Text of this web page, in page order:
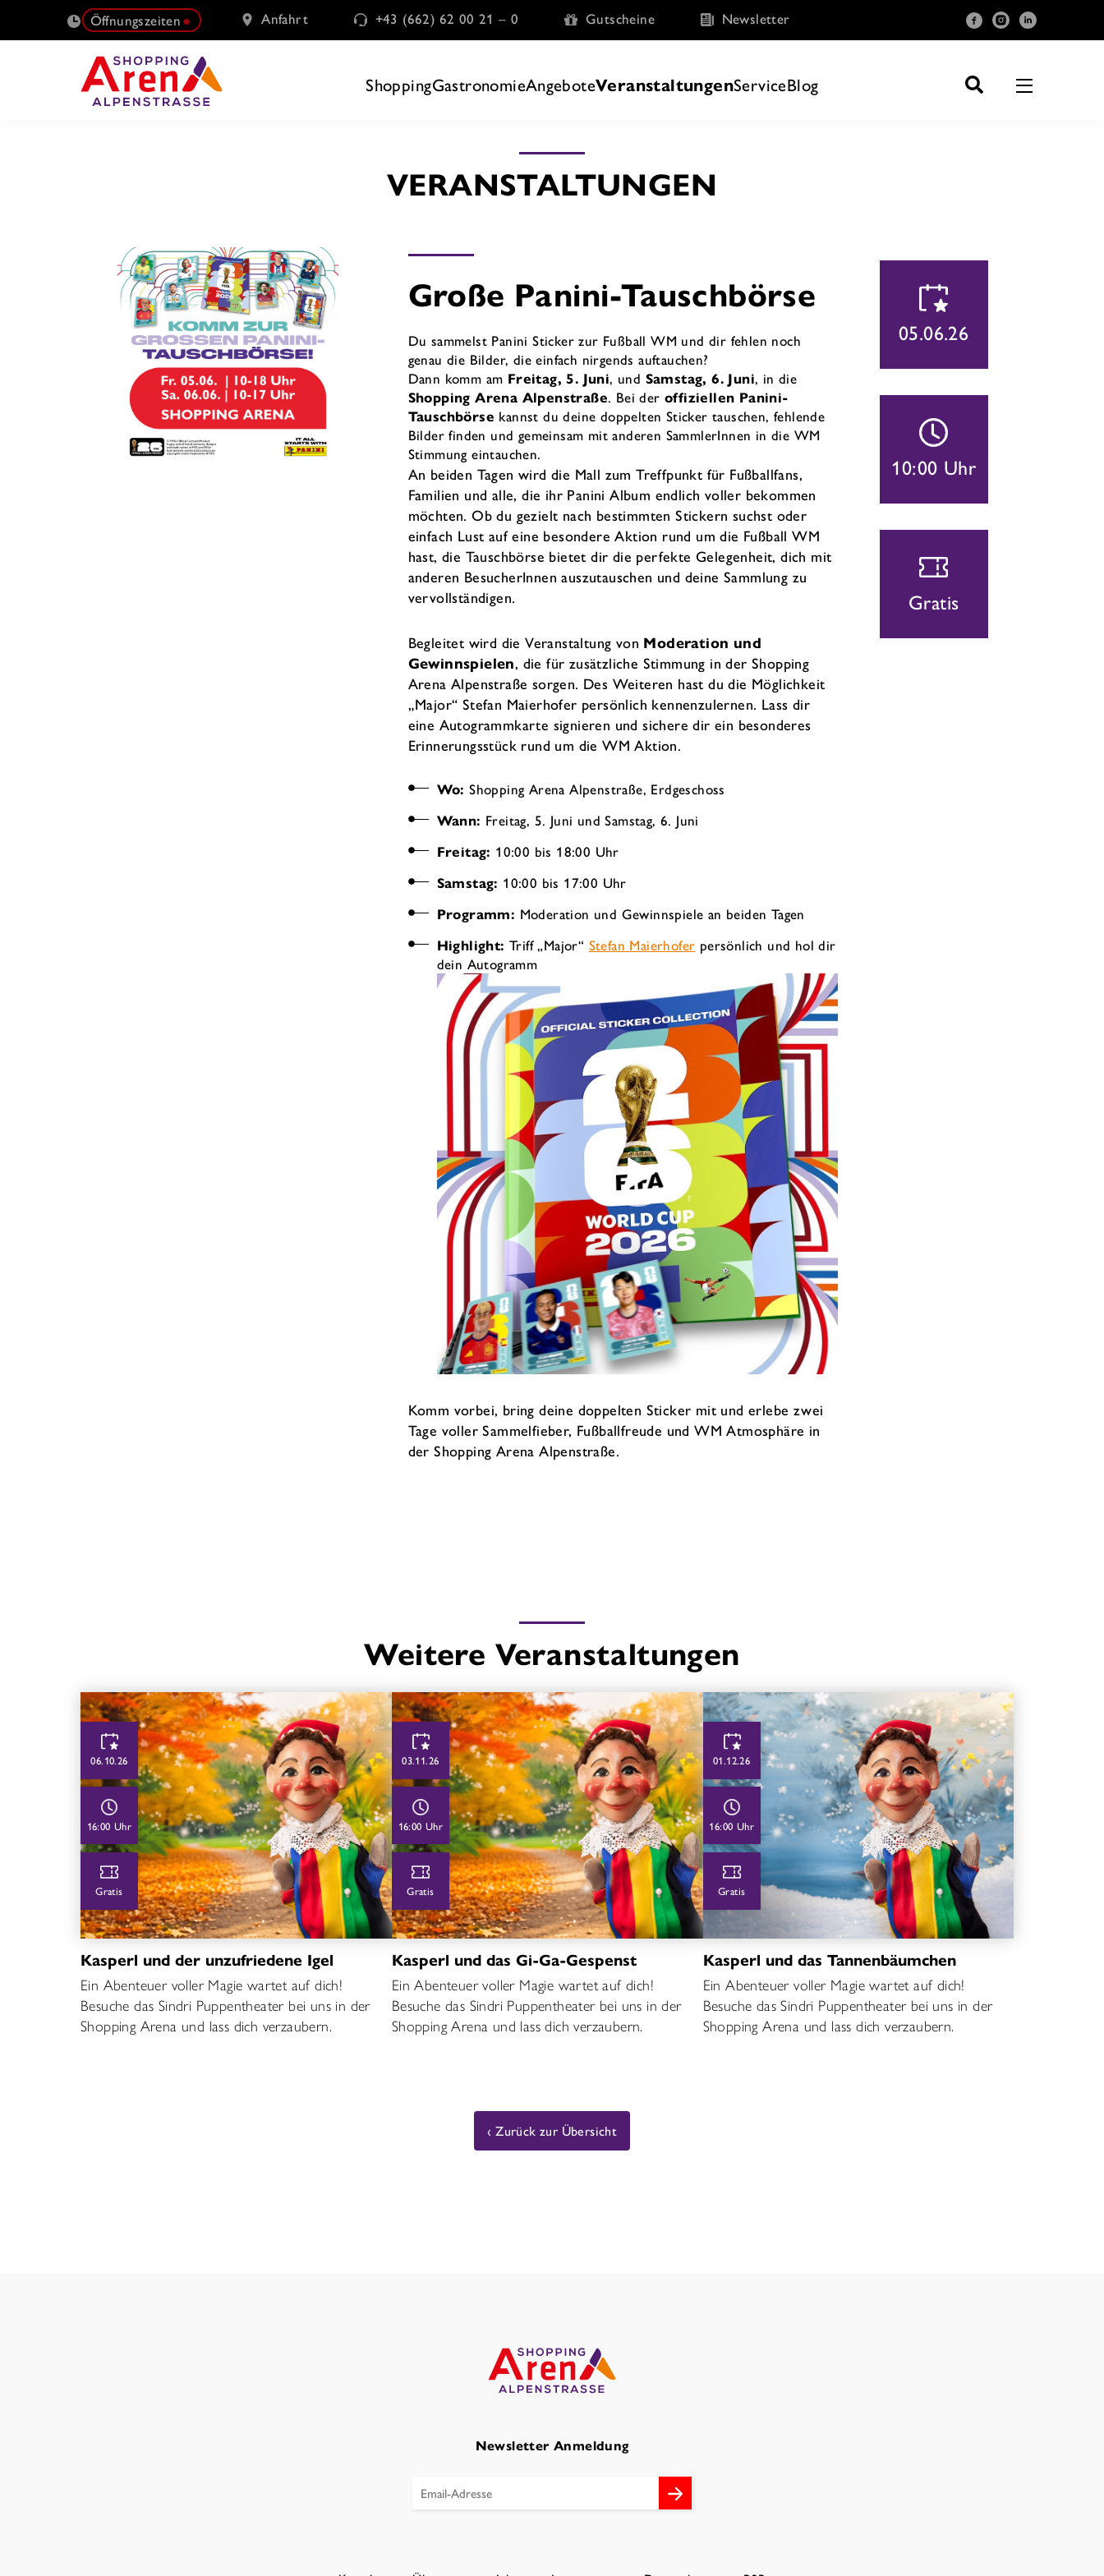
Öffnungszeiten Anfahrt +43 (662) 62 00 21 – 0 Gutscheine Newsletter
ShoppingGastronomieAngeboteVeranstaltungenServiceBlog
VERANSTALTUNGEN
Große Panini-Tauschbörse
Du sammelst Panini Sticker zur Fußball WM und dir fehlen noch
genau die Bilder, die einfach nirgends auftauchen?
Dann komm am Freitag, 5. Juni, und Samstag, 6. Juni, in die
Shopping Arena Alpenstraße. Bei deroffiziellen Panini-
Tauschbörse kannst du deine doppelten Sticker tauschen, fehlende
Bilder finden und gemeinsam mit anderen SammlerInnen in die WM
Stimmung eintauchen.
An beiden Tagen wird die Mall zum Treffpunkt für Fußballfans,
Familien und alle, die ihr Panini Album endlich voller bekommen
möchten. Ob du gezielt nach bestimmten Stickern suchst oder
einfach Lust auf eine besondere Aktion rund um die Fußball WM
hast, die Tauschbörse bietet dir die perfekte Gelegenheit, dich mit
anderen BesucherInnen auszutauschen und deine Sammlung zu
vervollständigen.
Begleitet wird die Veranstaltung von Moderation und
Gewinnspielen, die für zusätzliche Stimmung in der Shopping
Arena Alpenstraße sorgen. Des Weiteren hast du die Möglichkeit
„Major“ Stefan Maierhofer persönlich kennenzulernen. Lass dir
eine Autogrammkarte signieren und sichere dir ein besonderes
Erinnerungsstück rund um die WM Aktion.
Wo: Shopping Arena Alpenstraße, Erdgeschoss
Wann: Freitag, 5. Juni und Samstag, 6. Juni
Freitag: 10:00 bis 18:00 Uhr
Samstag: 10:00 bis 17:00 Uhr
Programm: Moderation und Gewinnspiele an beiden Tagen
Highlight: Triff „Major“ Stefan Maierhofer persönlich und hol dir
dein Autogramm
Video-
Player
Komm vorbei, bring deine doppelten Sticker mit und erlebe zwei
Tage voller Sammelfieber, Fußballfreude und WM Atmosphäre in
der Shopping Arena Alpenstraße.
05.06.26
10:00 Uhr
Gratis
Weitere Veranstaltungen
06.10.26
16:00 Uhr
Gratis
Kasperl und der unzufriedene Igel
Ein Abenteuer voller Magie wartet auf dich!
Besuche das Sindri Puppentheater bei uns in der
Shopping Arena und lass dich verzaubern.
03.11.26
16:00 Uhr
Gratis
Kasperl und das Gi-Ga-Gespenst
Ein Abenteuer voller Magie wartet auf dich!
Besuche das Sindri Puppentheater bei uns in der
Shopping Arena und lass dich verzaubern.
01.12.26
16:00 Uhr
Gratis
Kasperl und das Tannenbäumchen
Ein Abenteuer voller Magie wartet auf dich!
Besuche das Sindri Puppentheater bei uns in der
Shopping Arena und lass dich verzaubern.
Zurück zur Übersicht
Newsletter Anmeldung